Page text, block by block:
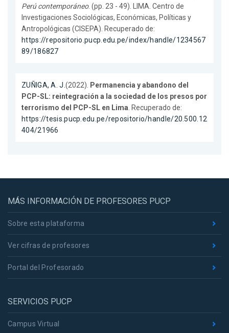
Perú contemporáneo. (pp. 23 - 49). LIMA. Centro de
Investigaciones Sociológicas, Económicas, Políticas y
Antropológicas (CISEPA). Recuperado de:
https://repositorio.pucp.edu.pe/index/handle/1234567
89/186827
ZUÑIGA, A. J.(2022). Permanencia y abandono del
PCP-SL: reintegración a la sociedad de los presos por
terrorismo del PCP-SL en Lima. Recuperado de:
https://tesis.pucp.edu.pe/repositorio/handle/20.500.12
404/21966
MÁS INFORMACIÓN DE PROFESORES PUCP
Sobre esta plataforma
Ver cifras de profesores
Portal del Profesorado
SERVICIOS PUCP
Campus Virtual